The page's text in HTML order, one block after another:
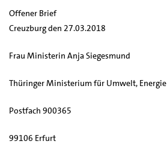
Offener Brief
Creuzburg den 27.03.2018
Frau Ministerin Anja Siegesmund
Thüringer Ministerium für Umwelt,
Postfach 900365
99106 Erfurt